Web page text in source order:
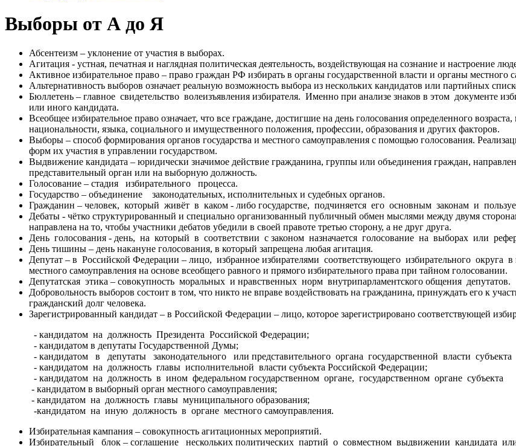
Выборы от А до Я
Абсентеизм – уклонение от участия в выборах.
Агитация - устная, печатная и наглядная политическая деятельность, воздействующая на сознание и настроение
Активное избирательное право – право граждан РФ избирать в органы государственной власти и органы местного
Альтернативность выборов означает реальную возможность выбора из нескольких кандидатов или партийных
Бюллетень – главное свидетельство волеизъявления избирателя. Именно при анализе знаков в этом документе
или иного кандидата.
Всеобщее избирательное право означает, что все граждане, достигшие на день голосования определенного
национальности, языка, социального и имущественного положения, профессии, образования и других факторов.
Выборы – способ формирования органов государства и местного самоуправления с помощью голосования.
форм их участия в управлении государством.
Выдвижение кандидата – юридически значимое действие гражданина, группы или объединения граждан,
представительный орган или на выборную должность.
Голосование – стадия избирательного процесса.
Государство – объединение законодательных, исполнительных и судебных органов.
Гражданин – человек, который живёт в каком - либо государстве, подчиняется его основным законам и
Дебаты - чётко структурированный и специально организованный публичный обмен мыслями между двумя
направлена на то, чтобы участники дебатов убедили в своей правоте третью сторону, а не друг друга.
День голосования - день, на который в соответствии с законом назначается голосование на выборах или
День тишины – день накануне голосования, в который запрещена любая агитация.
Депутат – в Российской Федерации – лицо, избранное избирателями соответствующего избирательного округа
местного самоуправления на основе всеобщего равного и прямого избирательного права при тайном голосовании.
Депутатская этика – совокупность моральных и нравственных норм внутрипарламентского общения депутатов.
Добровольность выборов состоит в том, что никто не вправе воздействовать на гражданина, принуждать его к
гражданский долг человека.
Зарегистрированный кандидат – в Российской Федерации – лицо, которое зарегистрировано соответствующей
- кандидатом на должность Президента Российской Федерации;
- кандидатом в депутаты Государственной Думы;
- кандидатом в депутаты законодательного или представительного органа государственной власти
- кандидатом на должность главы исполнительной власти субъекта Российской Федерации;
- кандидатом на должность в ином федеральном государственном органе, государственном органе
- кандидатом в выборный орган местного самоуправления;
- кандидатом на должность главы муниципального образования;
-кандидатом на иную должность в органе местного самоуправления.
Избирательная кампания – совокупность агитационных мероприятий.
Избирательный блок – соглашение нескольких политических партий о совместном выдвижении кандидата или